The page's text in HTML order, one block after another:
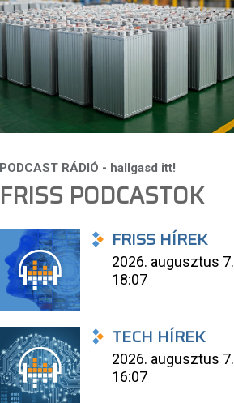
FRISS PODCASTOK
FRISS HÍREK
2026. augusztus 7.
18:07
TECH HÍREK
2026. augusztus 7.
16:07